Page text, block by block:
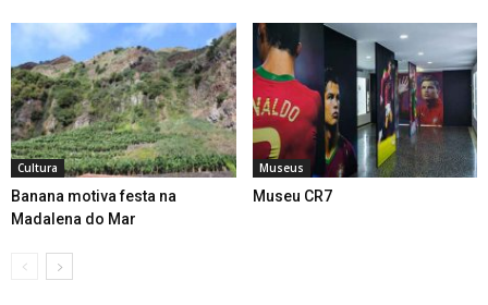
Cultura
Banana motiva festa na
Madalena do Mar
Museus
Museu CR7